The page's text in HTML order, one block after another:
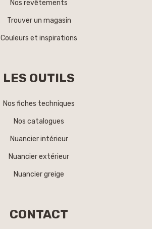
Nos revêtements
Trouver un magasin
Couleurs et inspirations
LES OUTILS
Nos fiches techniques
Nos catalogues
Nuancier intérieur
Nuancier extérieur
Nuancier greige
CONTACT